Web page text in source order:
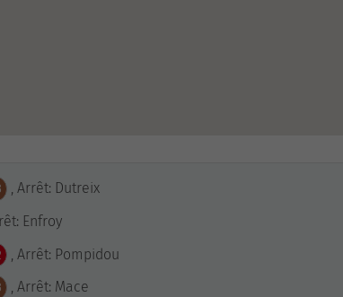
, Arrêt: Dutreix
Enfroy
, Arrêt: Pompidou
, Arrêt: Mace